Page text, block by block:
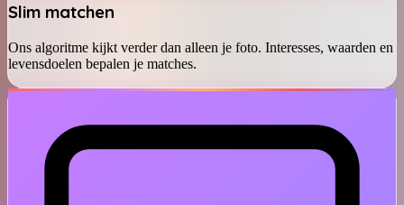
Slim matchen
Ons algoritme kijkt verder dan alleen je foto. Interesses, waarden en
levensdoelen bepalen je matches.